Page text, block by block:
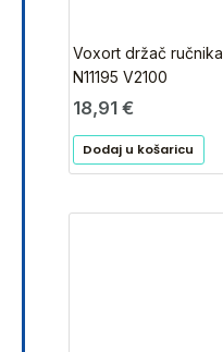
Voxort držač ručnika
N11195 V2100
18,91 €
Dodaj u košaricu